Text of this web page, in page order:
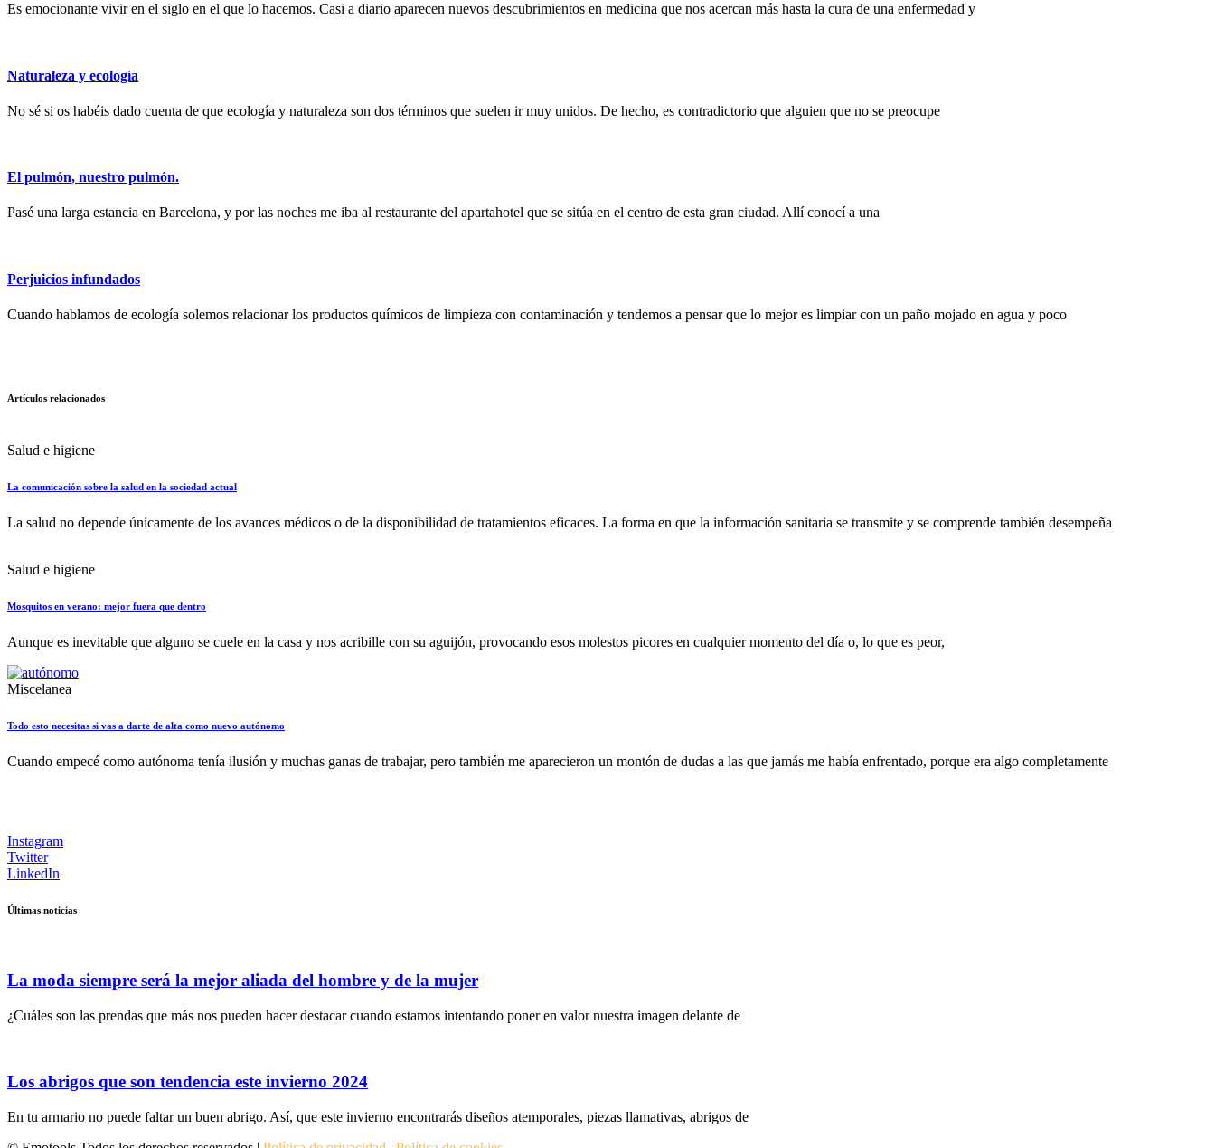
Es emocionante vivir en el siglo en el que lo hacemos. Casi a diario aparecen nuevos descubrimientos en medicina que nos acercan más hasta la cura de una enfermedad y
Naturaleza y ecología
No sé si os habéis dado cuenta de que ecología y naturaleza son dos términos que suelen ir muy unidos. De hecho, es contradictorio que alguien que no se preocupe
El pulmón, nuestro pulmón.
Pasé una larga estancia en Barcelona, y por las noches me iba al restaurante del apartahotel que se sitúa en el centro de esta gran ciudad. Allí conocí a una
Perjuicios infundados
Cuando hablamos de ecología solemos relacionar los productos químicos de limpieza con contaminación y tendemos a pensar que lo mejor es limpiar con un paño mojado en agua y poco
Artículos relacionados
Salud e higiene
La comunicación sobre la salud en la sociedad actual
La salud no depende únicamente de los avances médicos o de la disponibilidad de tratamientos eficaces. La forma en que la información sanitaria se transmite y se comprende también desempeña
Salud e higiene
Mosquitos en verano: mejor fuera que dentro
Aunque es inevitable que alguno se cuele en la casa y nos acribille con su aguijón, provocando esos molestos picores en cualquier momento del día o, lo que es peor,
Miscelanea
Todo esto necesitas si vas a darte de alta como nuevo autónomo
Cuando empecé como autónoma tenía ilusión y muchas ganas de trabajar, pero también me aparecieron un montón de dudas a las que jamás me había enfrentado, porque era algo completamente
Instagram
Twitter
LinkedIn
Últimas noticias
La moda siempre será la mejor aliada del hombre y de la mujer
¿Cuáles son las prendas que más nos pueden hacer destacar cuando estamos intentando poner en valor nuestra imagen delante de
Los abrigos que son tendencia este invierno 2024
En tu armario no puede faltar un buen abrigo. Así, que este invierno encontrarás diseños atemporales, piezas llamativas, abrigos de